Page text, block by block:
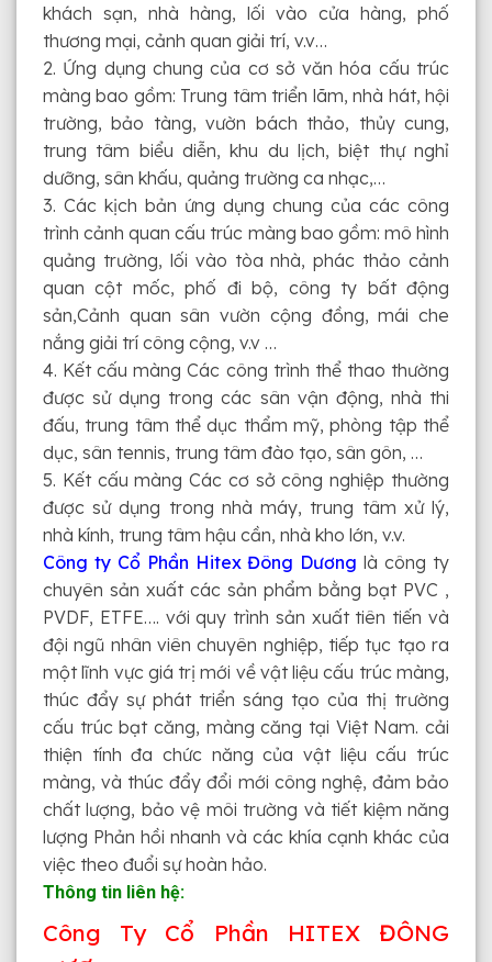
khách sạn, nhà hàng, lối vào cửa hàng, phố
thương mại, cảnh quan giải trí, v.v…
2. Ứng dụng chung của cơ sở văn hóa cấu trúc
màng bao gồm: Trung tâm triển lãm, nhà hát, hội
trường, bảo tàng, vườn bách thảo, thủy cung,
trung tâm biểu diễn, khu du lịch, biệt thự nghỉ
dưỡng, sân khấu, quảng trường ca nhạc,…
3. Các kịch bản ứng dụng chung của các công
trình cảnh quan cấu trúc màng bao gồm: mô hình
quảng trường, lối vào tòa nhà, phác thảo cảnh
quan cột mốc, phố đi bộ, công ty bất động
sản,Cảnh quan sân vườn cộng đồng, mái che
nắng giải trí công cộng, v.v …
4. Kết cấu màng Các công trình thể thao thường
được sử dụng trong các sân vận động, nhà thi
đấu, trung tâm thể dục thẩm mỹ, phòng tập thể
dục, sân tennis, trung tâm đào tạo, sân gôn, …
5. Kết cấu màng Các cơ sở công nghiệp thường
được sử dụng trong nhà máy, trung tâm xử lý,
nhà kính, trung tâm hậu cần, nhà kho lớn, v.v.
Công ty Cổ Phần Hitex Đông Dương là công ty
chuyên sản xuất các sản phẩm bằng bạt PVC ,
PVDF, ETFE…. với quy trình sản xuất tiên tiến và
đội ngũ nhân viên chuyên nghiệp, tiếp tục tạo ra
một lĩnh vực giá trị mới về vật liệu cấu trúc màng,
thúc đẩy sự phát triển sáng tạo của thị trường
cấu trúc bạt căng, màng căng tại Việt Nam. cải
thiện tính đa chức năng của vật liệu cấu trúc
màng, và thúc đẩy đổi mới công nghệ, đảm bảo
chất lượng, bảo vệ môi trường và tiết kiệm năng
lượng Phản hồi nhanh và các khía cạnh khác của
việc theo đuổi sự hoàn hảo.
Thông tin liên hệ:
Công Ty Cổ Phần HITEX ĐÔNG